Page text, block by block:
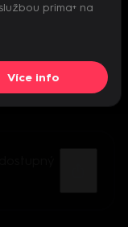
prima+ na
Více info